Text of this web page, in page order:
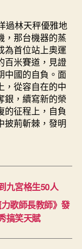
林天秤優雅地
，那台機器的蒸
為首位站上奧運
百米賽道，見證
中國的自負。面
，從容自在的中
銀，續寫新的榮
的征程上，自負
披荊斬棘，發明
九宮格生50人
歌師長教師》發
搞笑天賦